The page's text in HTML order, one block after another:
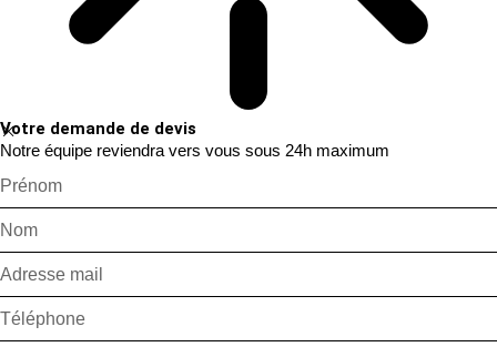
Votre demande de devis
Notre équipe reviendra vers vous sous 24h maximum